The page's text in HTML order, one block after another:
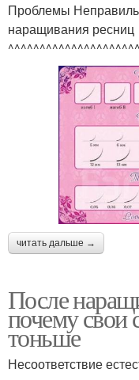
Проблемы
наращивания ресниц
читать дальше →
После
почему свои
тоньше
Несоответствие